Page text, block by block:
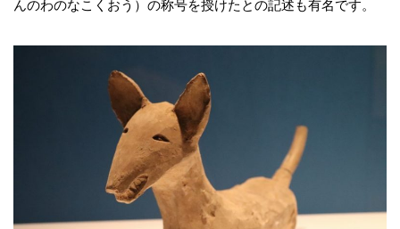
んのわのなこくおう）の称号を授けたとの記述も有名です。